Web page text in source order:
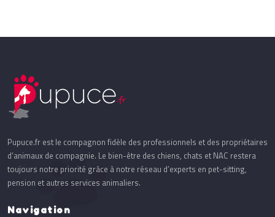
Pupuce.fr est le compagnon fidèle des professionnels et des propriétaires
d’animaux de compagnie. Le bien-être des chiens, chats et NAC restera
toujours notre priorité grâce à notre réseau d’experts en pet-sitting,
pension et autres services animaliers.
Navigation